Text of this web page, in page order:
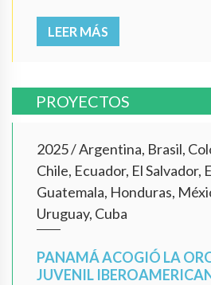
LEER MÁS
PROYECTOS
2025/Argentina, Brasil,
Chile, Ecuador, El Salvador,
Guatemala, Honduras,
Uruguay, Cuba
PANAMÁ ACOGIÓ LA
JUVENIL